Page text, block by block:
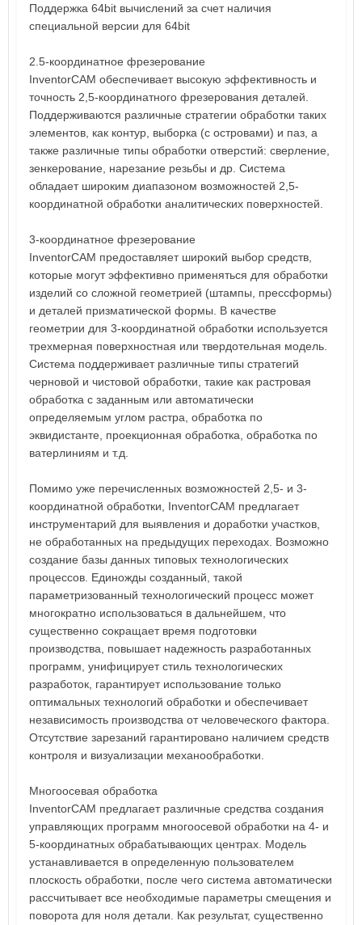
Поддержка 64bit вычислений за счет наличия
специальной версии для 64bit
2.5-координатное фрезерование
InventorCAM обеспечивает высокую эффективность и
точность 2,5-координатного фрезерования деталей.
Поддерживаются различные стратегии обработки таких
элементов, как контур, выборка (с островами) и паз, а
также различные типы обработки отверстий: сверление,
зенкерование, нарезание резьбы и др. Система
обладает широким диапазоном возможностей 2,5-
координатной обработки аналитических поверхностей.
3-координатное фрезерование
InventorCAM предоставляет широкий выбор средств,
которые могут эффективно применяться для обработки
изделий со сложной геометрией (штампы, прессформы)
и деталей призматической формы. В качестве
геометрии для 3-координатной обработки используется
трехмерная поверхностная или твердотельная модель.
Система поддерживает различные типы стратегий
черновой и чистовой обработки, такие как растровая
обработка с заданным или автоматически
определяемым углом растра, обработка по
эквидистанте, проекционная обработка, обработка по
ватерлиниям и т.д.
Помимо уже перечисленных возможностей 2,5- и 3-
координатной обработки, InventorCAM предлагает
инструментарий для выявления и доработки участков,
не обработанных на предыдущих переходах. Возможно
создание базы данных типовых технологических
процессов. Единожды созданный, такой
параметризованный технологический процесс может
многократно использоваться в дальнейшем, что
существенно сокращает время подготовки
производства, повышает надежность разработанных
программ, унифицирует стиль технологических
разработок, гарантирует использование только
оптимальных технологий обработки и обеспечивает
независимость производства от человеческого фактора.
Отсутствие зарезаний гарантировано наличием средств
контроля и визуализации механообработки.
Многоосевая обработка
InventorCAM предлагает различные средства создания
управляющих программ многоосевой обработки на 4- и
5-координатных обрабатывающих центрах. Модель
устанавливается в определенную пользователем
плоскость обработки, после чего система автоматически
рассчитывает все необходимые параметры смещения и
поворота для ноля детали. Как результат, существенно